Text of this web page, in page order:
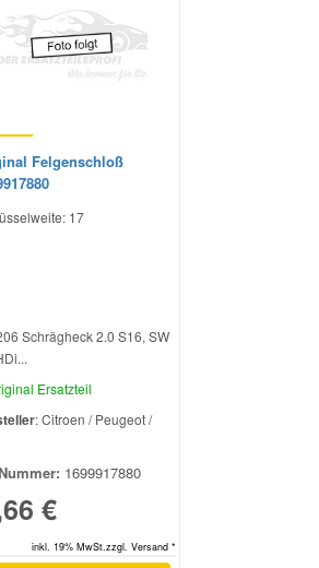
Felgenschloß
17
Schrägheck 2.0 S16, SW
Ersatzteil
: Citroen / Peugeot /
1699917880
€
inkl. 19% MwSt.zzgl. Versand *